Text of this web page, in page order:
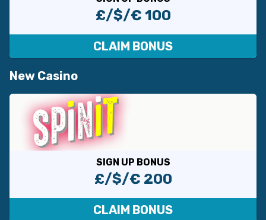
£/$/€ 100
CLAIM BONUS
New Casino
SIGN UP BONUS
£/$/€ 200
CLAIM BONUS